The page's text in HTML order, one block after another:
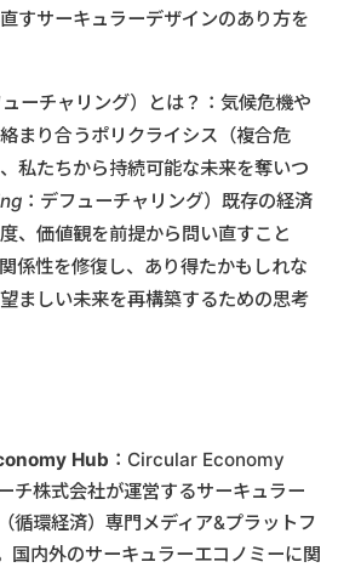
すサーキュラーデザインのあり方を
ーチャリング）とは？：気候危機や
まり合うポリクライシス（複合危
私たちから持続可能な未来を奪いつ
：デフューチャリング）既存の経済
、価値観を前提から問い直すこと
係性を修復し、あり得たかもしれな
ましい未来を再構築するための思考
Hub ：Circular Economy
チ株式会社が運営するサーキュラー
循環経済）専門メディア&プラットフ
国内外のサーキュラーエコノミーに関